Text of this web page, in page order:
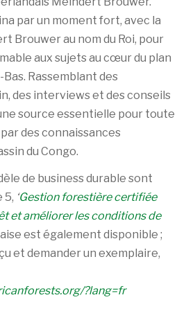
par un moment fort, avec la
Brouwer au nom du Roi, pour
aux sujets au cœur du plan
Rassemblant des
des interviews et des conseils
source essentielle pour toute
des connaissances
du Congo.
de business durable sont
5, ‘Gestion forestière certifiée
et améliorer les conditions de
est également disponible ;
et demander un exemplaire,
?lang=fr